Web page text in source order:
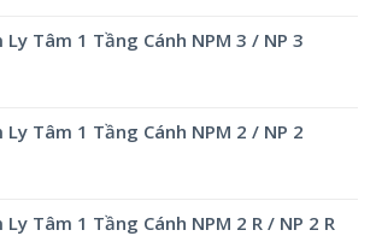
Ly Tâm 1 Tầng Cánh NPM 3 / NP 3
Ly Tâm 1 Tầng Cánh NPM 2 / NP 2
Ly Tâm 1 Tầng Cánh NPM 2 R / NP 2 R